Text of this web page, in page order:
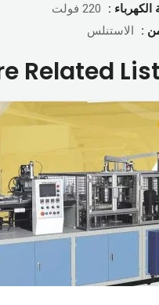
الكهرباء :
220 فولت
:
الاستنلس
Related